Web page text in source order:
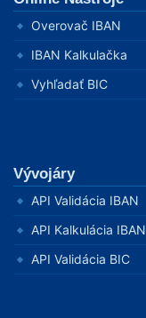
Overovač IBAN
IBAN Kalkulačka
Vyhľadať BIC
Vývojáry
API Validácia IBAN
API Kalkulácia IBAN
API Validácia BIC